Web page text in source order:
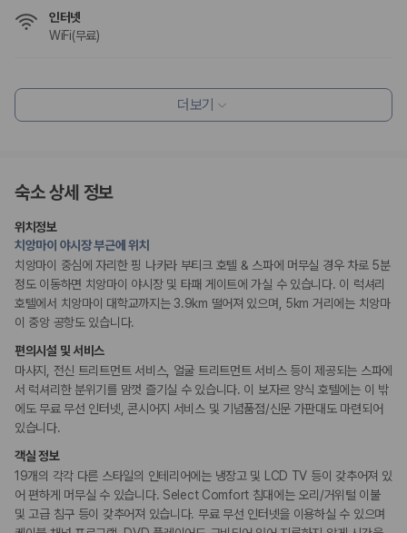
인터넷
WiFi(무료)
편의시설
기념품 가게
테라스
엘리베이터
도서관
루프탑
정원
리셉션 서비스
콘시어지 서비스
프런트데스크 24시간 운영
짐 보관 서비스
간편 체크인/체크아웃
포터/벨보이
리무진 또는 타운카 서비스 이용가능
웰빙 및 피트니스
사우나/스파
더보기
숙소 상세 정보
위치정보
치앙마이 야시장 부근에 위치
치앙마이 중심에 자리한 핑 나카라 부티크 호텔 & 스파에 머무실 경우 차로 5분
정도 이동하면 치앙마이 야시장 및 타패 게이트에 가실 수 있습니다. 이 럭셔리
호텔에서 치앙마이 대학교까지는 3.9km 떨어져 있으며, 5km 거리에는 치앙마
이 중앙 공항도 있습니다.
편의시설 및 서비스
마사지, 전신 트리트먼트 서비스, 얼굴 트리트먼트 서비스 등이 제공되는 스파에
서 럭셔리한 분위기를 맘껏 즐기실 수 있습니다. 이 보자르 양식 호텔에는 이 밖
에도 무료 무선 인터넷, 콘시어지 서비스 및 기념품점/신문 가판대도 마련되어
있습니다.
객실 정보
19개의 각각 다른 스타일의 인테리어에는 냉장고 및 LCD TV 등이 갖추어져 있
어 편하게 머무실 수 있습니다. Select Comfort 침대에는 오리/거위털 이불
및 고급 침구 등이 갖추어져 있습니다. 무료 무선 인터넷을 이용하실 수 있으며